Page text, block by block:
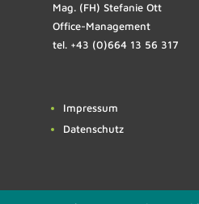
Mag. (FH) Stefanie Ott
Office-Management
tel. +43 (0)664 13 56 317
Impressum
Datenschutz